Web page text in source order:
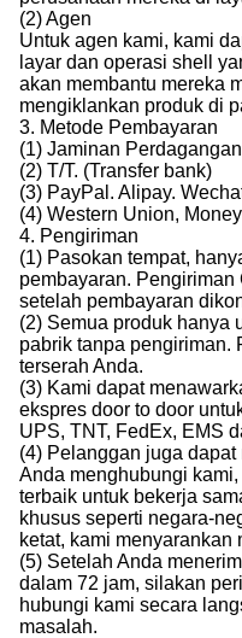
(2) Agen
Untuk agen kami, kami
layar dan operasi shell
akan membantu mereka
mengiklankan produk di
3. Metode Pembayaran
(1) Jaminan
(2) T/T. (Transfer bank)
(3) PayPal. Alipay.
(4) Western Union,
4. Pengiriman
(1) Pasokan tempat,
pembayaran.
setelah pembayaran
(2) Semua produk hanya
pabrik tanpa pengiriman.
terserah Anda.
(3) Kami dapat
ekspres door to door
UPS, TNT, FedEx, EMS
(4) Pelanggan juga
Anda menghubungi
terbaik untuk bekerja
khusus seperti negara-
ketat, kami
(5) Setelah Anda
dalam 72 jam, silakan
hubungi kami secara
masalah.